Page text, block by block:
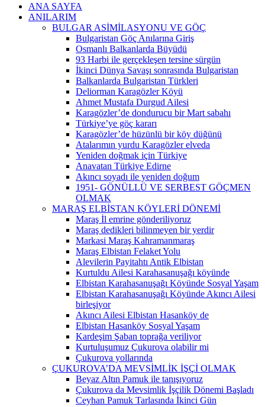
ANA SAYFA
ANILARIM
BULGAR ASİMİLASYONU VE GÖÇ
Bulgaristan Göç Anılarına Giriş
Osmanlı Balkanlarda Büyüdü
93 Harbi ile gerçekleşen tersine sürgün
İkinci Dünya Savaşı sonrasında Bulgaristan
Balkanlarda Bulgaristan Türkleri
Deliorman Karagözler Köyü
Ahmet Mustafa Durgud Ailesi
Karagözler’de dondurucu bir Mart sabahı
Türkiye’ye göç kararı
Karagözler’de hüzünlü bir köy düğünü
Atalarımın yurdu Karagözler elveda
Yeniden doğmak için Türkiye
Anavatan Türkiye Edirne
Akıncı soyadı ile yeniden doğum
1951- GÖNÜLLÜ VE SERBEST GÖÇMEN
OLMAK
MARAŞ ELBİSTAN KÖYLERİ DÖNEMİ
Maraş İl emrine gönderiliyoruz
Maraş dedikleri bilinmeyen bir yerdir
Markasi Maraş Kahramanmaraş
Maraş Elbistan Felaket Yolu
Alevilerin Payitahtı Antik Elbistan
Kurtuldu Ailesi Karahasanuşağı köyünde
Elbistan Karahasanuşağı Köyünde Sosyal Yaşam
Elbistan Karahasanuşağı Köyünde Akıncı Ailesi
birleşiyor
Akıncı Ailesi Elbistan Hasanköy de
Elbistan Hasanköy Sosyal Yaşam
Kardeşim Şaban toprağa veriliyor
Kurtuluşumuz Çukurova olabilir mi
Çukurova yollarında
ÇUKUROVA’DA MEVSİMLİK İŞÇİ OLMAK
Beyaz Altın Pamuk ile tanışıyoruz
Çukurova da Mevsimlik İşçilik Dönemi Başladı
Ceyhan Pamuk Tarlasında İkinci Gün